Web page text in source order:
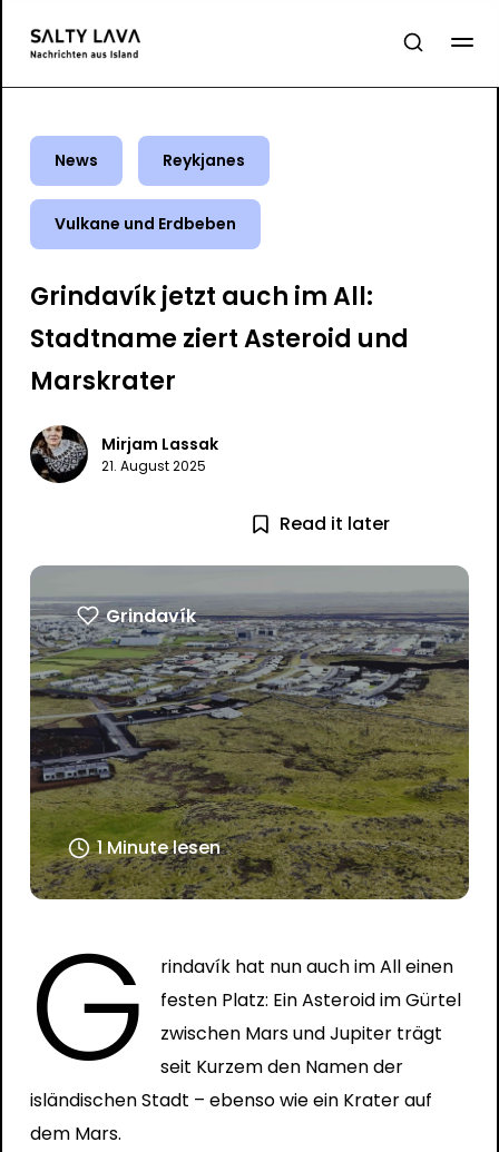
News Reykjanes
Vulkane und Erdbeben
Grindavík jetzt auch im All:
Stadtname ziert Asteroid und
Marskrater
Mirjam Lassak
21. August 2025
Read it later
Grindavík
1 Minute lesen
G
rindavík hat nun auch im All einen
festen Platz: Ein Asteroid im Gürtel
zwischen Mars und Jupiter trägt
seit Kurzem den Namen der
isländischen Stadt – ebenso wie ein Krater auf
dem Mars.